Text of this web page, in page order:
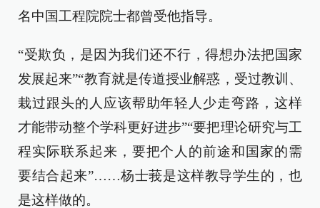
名中国工程院院士都曾受他指导。
“受欺负，是因为我们还不行，得想办法把国家
发展起来”“教育就是传道授业解惑，受过教训、
栽过跟头的人应该帮助年轻人少走弯路，这样
才能带动整个学科更好进步”“要把理论研究与工
程实际联系起来，要把个人的前途和国家的需
要结合起来”……杨士莪是这样教导学生的，也
是这样做的。